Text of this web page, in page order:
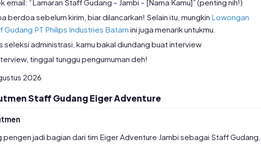
email: “Lamaran Staff Gudang – Jambi – [Nama Kamu]” (penting nih!)
berdoa sebelum kirim, biar dilancarkan! Selain itu, mungkin Lowongan
Gudang PT Philips Industries Batam ini juga menarik untukmu.
seleksi administrasi, kamu bakal diundang buat interview
tinggal tunggu pengumuman deh!
2026
Staff Gudang Eiger Adventure
pengen jadi bagian dari tim Eiger Adventure Jambi sebagai Staff Gudang,